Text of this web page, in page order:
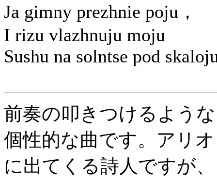
Ja gimny prezhnie poju，
I rizu vlazhnuju moju
Sushu na solntse pod
前奏の叩きつけるよう
個性的な曲です。アリ
に出てくる詩人ですが